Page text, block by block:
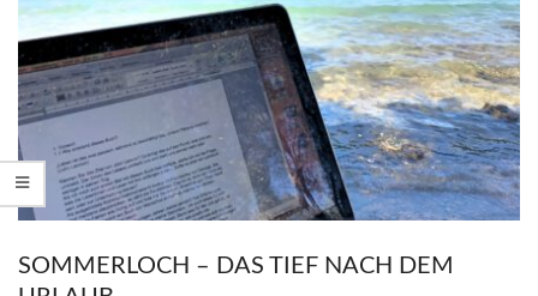
SOMMERLOCH – DAS TIEF NACH DEM